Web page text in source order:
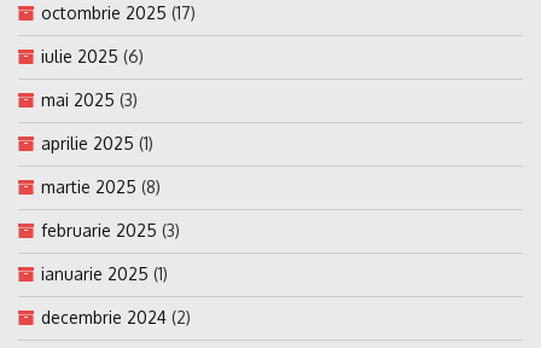
octombrie 2025 (17)
iulie 2025 (6)
mai 2025 (3)
aprilie 2025 (1)
martie 2025 (8)
februarie 2025 (3)
ianuarie 2025 (1)
decembrie 2024 (2)